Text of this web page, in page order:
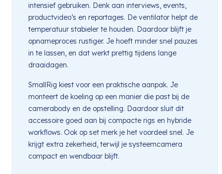
intensief gebruiken. Denk aan interviews, events,
productvideo’s en reportages. De ventilator helpt de
temperatuur stabieler te houden. Daardoor blijft je
opnameproces rustiger. Je hoeft minder snel pauzes
in te lassen, en dat werkt prettig tijdens lange
draaidagen.
SmallRig kiest voor een praktische aanpak. Je
monteert de koeling op een manier die past bij de
camerabody en de opstelling. Daardoor sluit dit
accessoire goed aan bij compacte rigs en hybride
workflows. Ook op set merk je het voordeel snel. Je
krijgt extra zekerheid, terwijl je systeemcamera
compact en wendbaar blijft.